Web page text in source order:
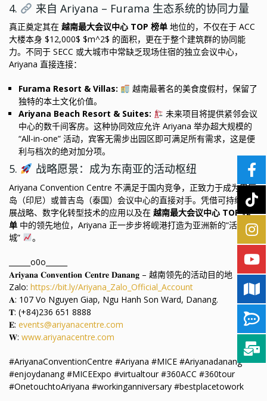
4. 来自 Ariyana – Furama 生态系统的协同力量
真正奠定其在 越南最大会议中心 TOP 榜单 地位的，不仅在于 ACC
大楼本身 $12,000$ $m^2$ 的面积，更在于整个建筑群的协同能
力。不同于 SECC 或大城市中常缺乏现场住宿的独立会议中心，
Ariyana 直接连接：
Furama Resort & Villas:
越南最著名的美食度假村，保留了
独特的本土文化价值。
Ariyana Beach Resort & Suites:
未来项目将提供紧邻会议
中心的数千间客房。这种协同效应允许 Ariyana 举办超大规模的
“All-in-one” 活动，宾客无需步出园区即可满足所有需求，这是便
利与档次的绝对加分项。
5. 战略愿景：成为东南亚的活动枢纽
Ariyana Convention Centre 不满足于国内竞争，正致力于成为巴厘
岛（印尼）或普吉岛（泰国）会议中心的直接对手。凭借可持续发
展战略、数字化转型技术的应用以及在 越南最大会议中心 TOP 榜
单 中的领先地位，Ariyana 正一步步将岘港打造为亚洲新的“活动之
城”
。
______o0o______
𝐀𝐫𝐢𝐲𝐚𝐧𝐚 𝐂𝐨𝐧𝐯𝐞𝐧𝐭𝐢𝐨𝐧 𝐂𝐞𝐧𝐭𝐫𝐞 𝐃𝐚𝐧𝐚𝐧𝐠 – 越南领先的活动目的地
Zalo: https://bit.ly/Ariyana_Zalo_Official_Account
𝐀: 107 Vo Nguyen Giap, Ngu Hanh Son Ward, Danang.
𝐓: (+84)236 651 8888
𝐄: events@ariyanacentre.com
𝐖: www.ariyanacentre.com
#AriyanaConventionCentre #Ariyana #MICE #Ariyanadanang
#enjoydanang #MICEExpo #virtualtour #360ACC #360tour
#OnetouchtoAriyana #workinganniversary #bestplacetowork